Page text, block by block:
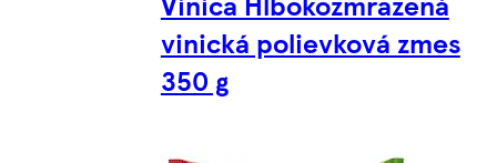
vinická polievková zmes
350 g